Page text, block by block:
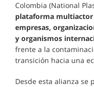
Colombia (National
plataforma multiactor
empresas,
y organismos
frente a la
transición hacia una
Desde esta alianza se